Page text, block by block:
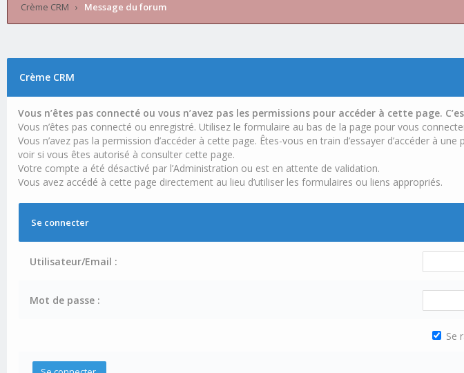
Crème CRM › Message du forum
Crème CRM
Vous n’êtes pas connecté ou vous n’avez pas les permissions pour accéder à cette page.
Vous n’êtes pas connecté ou enregistré. Utilisez le formulaire au bas de la page pour vous
Vous n’avez pas la permission d’accéder à cette page. Êtes-vous en train d’essayer d’accéder à
voir si vous êtes autorisé à consulter cette page.
Votre compte a été désactivé par l’Administration ou est en attente de validation.
Vous avez accédé à cette page directement au lieu d’utiliser les formulaires ou liens appropriés.
Se connecter
Utilisateur/Email :
Mot de passe :
Se